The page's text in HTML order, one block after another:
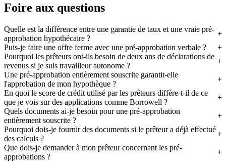
Foire aux questions
Quelle est la différence entre une garantie de taux et une vraie pré-
approbation hypothécaire ?
Puis-je faire une offre ferme avec une pré-approbation verbale ?
Pourquoi les prêteurs ont-ils besoin de deux ans de déclarations de
revenus si je suis travailleur autonome ?
Une pré-approbation entièrement souscrite garantit-elle
l'approbation de mon hypothèque ?
En quoi le score de crédit utilisé par les prêteurs diffère-t-il de ce
que je vois sur des applications comme Borrowell ?
Quels documents ai-je besoin pour une pré-approbation
entièrement souscrite ?
Pourquoi dois-je fournir des documents si le prêteur a déjà effectué
des calculs ?
Que dois-je demander à mon prêteur concernant les pré-
approbations ?